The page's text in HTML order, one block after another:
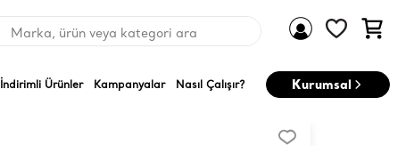
Marka, ürün veya kategori ara
İndirimli Ürünler Kampanyalar Nasıl Çalışır? Kurumsal